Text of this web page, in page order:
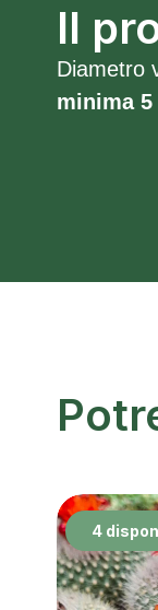
Il
Diametro
minima 5
4